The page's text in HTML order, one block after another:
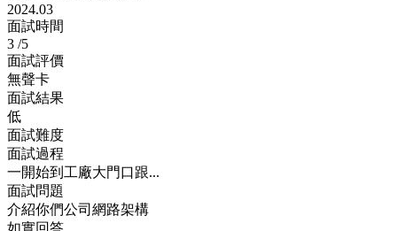
2024.03
面試時間
3 /5
面試評價
無聲卡
面試結果
低
面試難度
面試過程
一開始到工廠大門口跟...
面試問題
介紹你們公司網路架構
如實回答